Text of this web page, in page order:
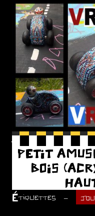
.
PETIT
BOIS
Étiquettes